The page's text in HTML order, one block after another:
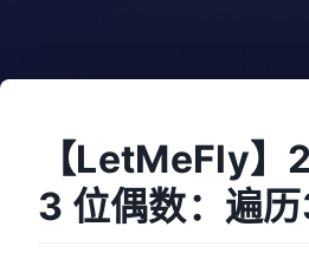
【LetMeFly
3 位偶数：遍